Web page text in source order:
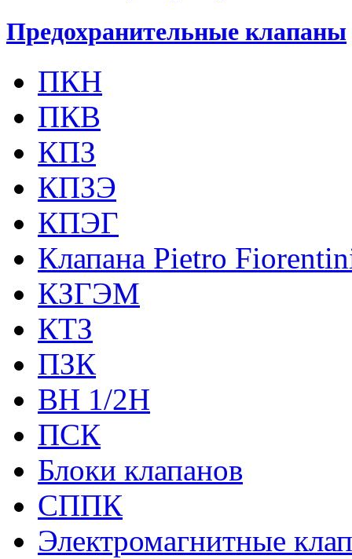
Предохранительные клапаны
ПКН
ПКВ
КПЗ
КПЗЭ
КПЭГ
Клапана Pietro
КЗГЭМ
КТЗ
ПЗК
ВН 1/2Н
ПСК
Блоки клапанов
СППК
Электромагнитные